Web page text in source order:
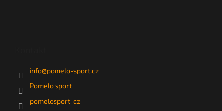
info@pomelo-sport.cz
Pomelo sport
pomelosport_cz